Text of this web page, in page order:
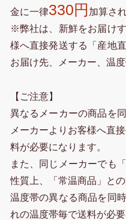
金に一律330円 加算さ
※弊社は、新鮮をお届け
様へ直接発送する「産地
お届け先、メーカー、温
【ご注意】
異なるメーカーの商品を
メーカーよりお客様へ直
料が必要になります。
また、同じメーカーでも
性質上、「常温商品」との
温度帯の異なる商品を同
れの温度帯毎で送料が必要